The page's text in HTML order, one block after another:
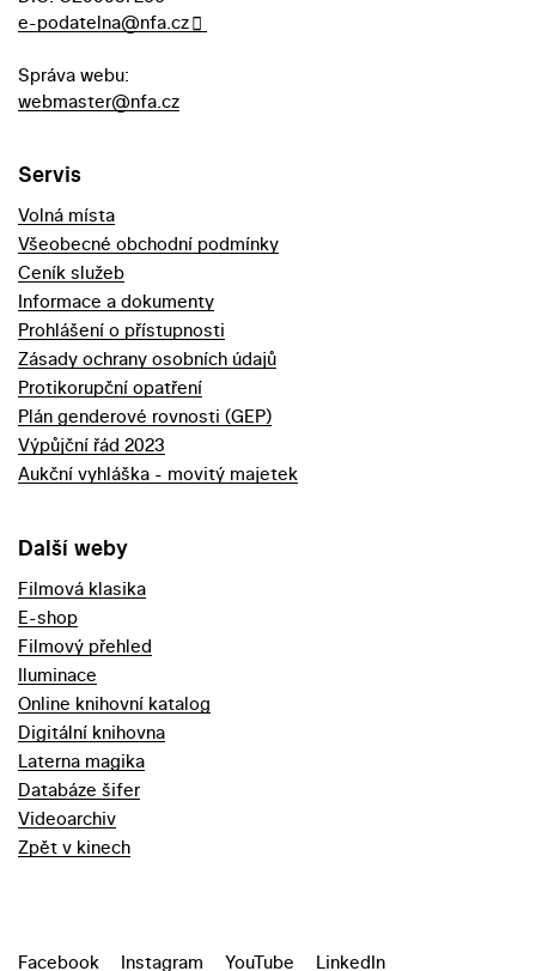
e-podatelna@nfa.cz
Správa webu:
webmaster@nfa.cz
Servis
Volná místa
Všeobecné obchodní podmínky
Ceník služeb
Informace a dokumenty
Prohlášení o přístupnosti
Zásady ochrany osobních údajů
Protikorupční opatření
Plán genderové rovnosti (GEP)
Výpůjční řád 2023
Aukční vyhláška - movitý majetek
Další weby
Filmová klasika
E-shop
Filmový přehled
Iluminace
Online knihovní katalog
Digitální knihovna
Laterna magika
Databáze šifer
Videoarchiv
Zpět v kinech
Facebook Instagram YouTube LinkedIn